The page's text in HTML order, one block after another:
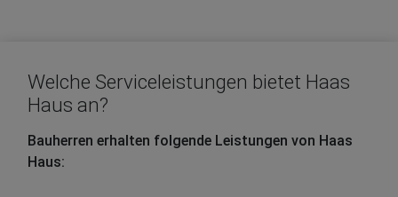
Welche Serviceleistungen bietet Haas
Haus an?
Bauherren erhalten folgende Leistungen von Haas
Haus: